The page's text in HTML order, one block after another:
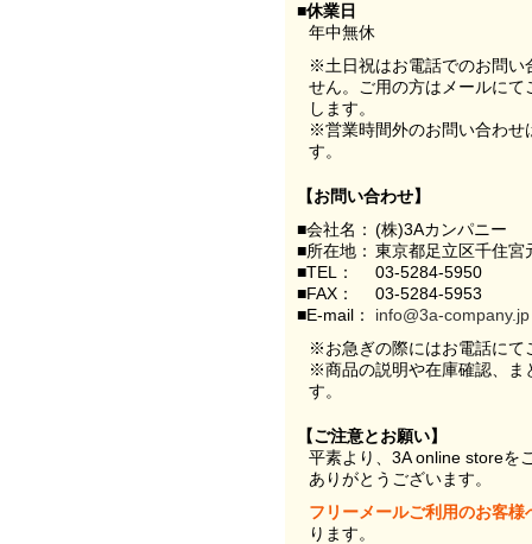
■休業日
年中無休
※土日祝はお電話でのお問い
せん。ご用の方はメールに
します。
※営業時間外のお問い合わせ
す。
【お問い合わせ】
■会社名： (株)3Aカンパニー
■所在地： 東京都足立区千住
■TEL：
03-5284-5950
■FAX：
03-5284-5953
■E-mail：
info@3a-company.jp
※お急ぎの際にはお電話にて
※商品の説明や在庫確認、ま
す。
【ご注意とお願い】
平素より、3A online storeを
ありがとうございます。
フリーメールご利用のお客様
ります。